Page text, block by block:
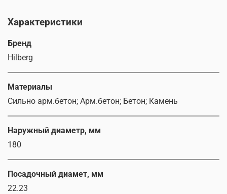
Характеристики
Бренд
Hilberg
Материалы
Сильно арм.бетон; Арм.бетон; Бетон; Камень
Наружный диаметр, мм
180
Посадочный диамет, мм
22.23